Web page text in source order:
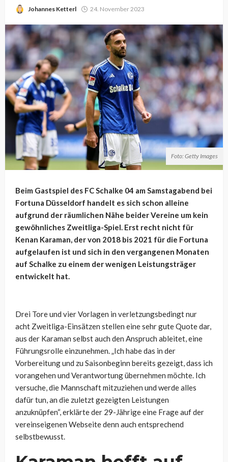
Johannes Ketterl 24. November 2023
Foto: Getty Images
Beim Gastspiel des FC Schalke 04 am Samstagabend bei
Fortuna Düsseldorf handelt es sich schon alleine
aufgrund der räumlichen Nähe beider Vereine um kein
gewöhnliches Zweitliga-Spiel. Erst recht nicht für
Kenan Karaman, der von 2018 bis 2021 für die Fortuna
aufgelaufen ist und sich in den vergangenen Monaten
auf Schalke zu einem der wenigen Leistungsträger
entwickelt hat.
Drei Tore und vier Vorlagen in verletzungsbedingt nur
acht Zweitliga-Einsätzen stellen eine sehr gute Quote dar,
aus der Karaman selbst auch den Anspruch ableitet, eine
Führungsrolle einzunehmen. „Ich habe das in der
Vorbereitung und zu Saisonbeginn bereits gezeigt, dass ich
vorangehen und Verantwortung übernehmen möchte. Ich
versuche, die Mannschaft mitzuziehen und werde alles
dafür tun, an die zuletzt gezeigten Leistungen
anzuknüpfen“, erklärte der 29-Jährige eine Frage auf der
vereinseigenen Webseite denn auch entsprechend
selbstbewusst.